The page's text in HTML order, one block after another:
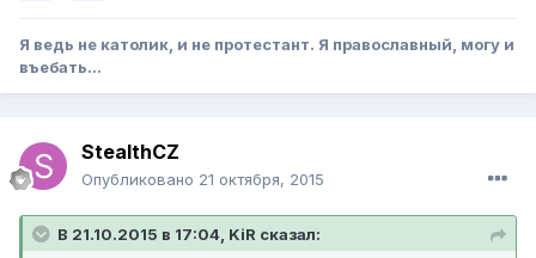
Я ведь не католик, и не протестант. Я православный, могу и
въебать...
StealthCZ
Опубликовано 21 октября, 2015
В 21.10.2015 в 17:04, KiR сказал: